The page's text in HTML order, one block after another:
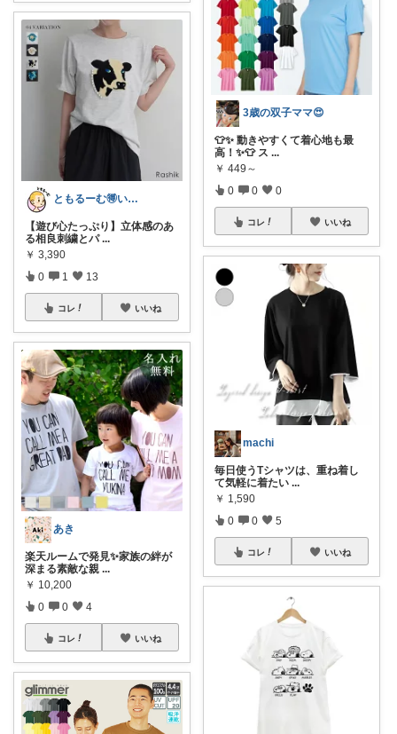
ともるーむ🉐いいものみっけ‼️
【遊び心たっぷり】立体感のあ
る相良刺繍とパ ...
￥ 3,390
0 1 13
コレ いいね
あき
楽天ルームで発見✨家族の絆が
深まる素敵な親 ...
￥ 10,200
0 0 4
コレ いいね
3歳の双子ママ😍
👕✨ 動きやすくて着心地も最
高！✨👕 ス ...
￥ 449～
0 0 0
コレ いいね
machi
毎日使うTシャツは、重ね着し
て気軽に着たい ...
￥ 1,590
0 0 5
コレ いいね